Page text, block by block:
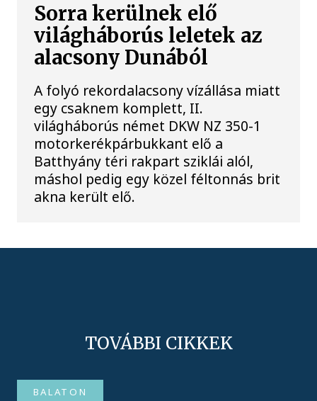
Sorra kerülnek elő
világháborús leletek az
alacsony Dunából
A folyó rekordalacsony vízállása miatt
egy csaknem komplett, II.
világháborús német DKW NZ 350-1
motorkerékpárbukkant elő a
Batthyány téri rakpart sziklái alól,
máshol pedig egy közel féltonnás brit
akna került elő.
TOVÁBBI CIKKEK
BALATON